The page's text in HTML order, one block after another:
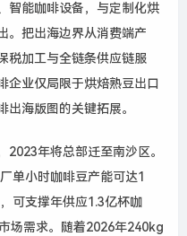
能咖啡设备，与定制化烘
。把出海边界从消费端产
税加工与全链条供应链服
企业仅局限于烘焙熟豆出口
海版图的关键拓展。
2023年将总部迁至南沙区。
单小时咖啡豆产能可达1
可支撑年供应1.3亿杯咖
场需求。随着2026年240kg